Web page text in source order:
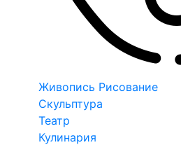
Живопись Рисование
Скульптура
Театр
Кулинария